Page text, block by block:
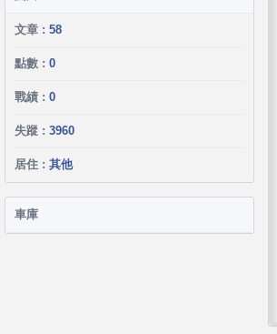
文章 : 58
點數 : 0
戰績 : 0
失蹤 : 3960
居住 : 其他
車庫